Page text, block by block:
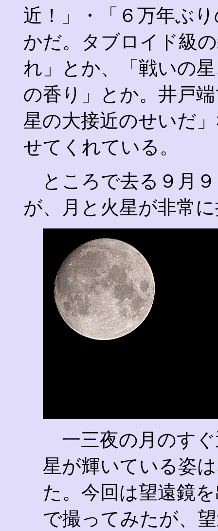
近！」・「６万年ぶ
かだ。タブロイド級
れ」とか、「戦いの
の香り」とか。井戸
星の大接近のせいだ
せてくれている。
ところで去る９月
が、月と火星が非常
一三夜の月のす
星が輝いている姿
た。今回は望遠鏡
で撮ってみたが、